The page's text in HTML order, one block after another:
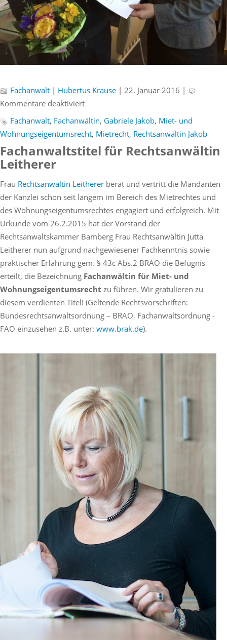
Fachanwalt | Hubertus Krause | 22. Januar 2016 |
Kommentare deaktiviertfür
Fachanwaltstitel
für
Jakob
Fachanwalt, Fachanwältin, Gabriele Jakob, Miet- und
Wohnungseigentumsrecht, Mietrecht, Rechtsanwältin Jakob
Fachanwaltstitel für Rechtsanwältin
Leitherer
Frau Rechtsanwältin Leitherer berät und vertritt die Mandanten
der Kanzlei schon seit langem im Bereich des Mietrechtes und
des Wohnungseigentumsrechtes engagiert und erfolgreich. Mit
Urkunde vom 26.2.2015 hat der Vorstand der
Rechtsanwaltskammer Bamberg Frau Rechtsanwältin Jutta
Leitherer nun aufgrund nachgewiesener Fachkenntnis sowie
praktischer Erfahrung gem. § 43c Abs.2 BRAO die Befugnis
erteilt, die Bezeichnung Fachanwältin für Miet- und
Wohnungseigentumsrecht zu führen. Wir gratulieren zu
diesem verdienten Titel! (Geltende Rechtsvorschriften:
Bundesrechtsanwaltsordnung – BRAO, Fachanwaltsordnung -
FAO einzusehen z.B. unter: www.brak.de).